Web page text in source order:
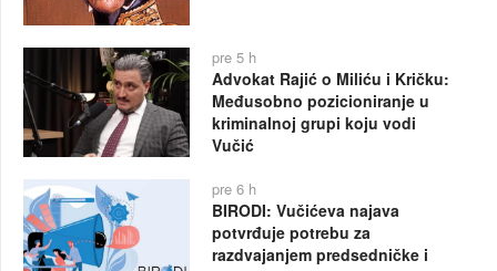
pre 5 h
Advokat Rajić o Miliću i Kričku:
Međusobno pozicioniranje u
kriminalnoj grupi koju vodi
Vučić
pre 6 h
BIRODI: Vučićeva najava
potvrđuje potrebu za
razdvajanjem predsedničke i